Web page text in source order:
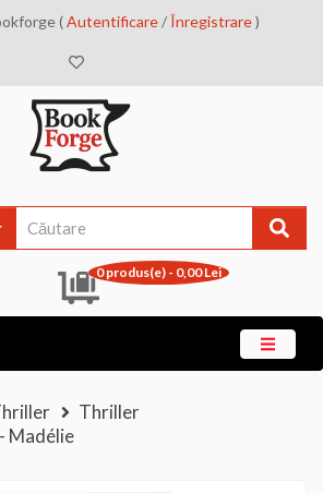
(Autentificare/Înregistrare)
0 produs(e) - 0,00 Lei
Thriller
Madélie